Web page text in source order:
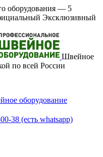
оборудования — 5
Эксклюзивный
Швейное
по всей России
оборудование
38 (есть whatsapp)